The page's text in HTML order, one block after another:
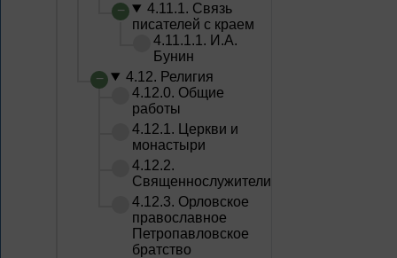
4.11.1. Связь
писателей с краем
4.11.1.1. И.А.
Бунин
4.12. Религия
4.12.0. Общие
работы
4.12.1. Церкви и
монастыри
4.12.2.
Священнослужители
4.12.3. Орловское
православное
Петропавловское
братство